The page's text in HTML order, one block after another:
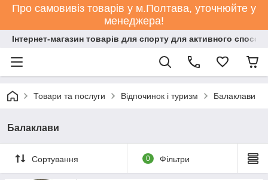
Про самовивіз товарів у м.Полтава, уточнюйте у
менеджера!
Інтернет-магазин товарів для спорту для активного
Товари та послуги Відпочинок і туризм Балаклави
Балаклави
Сортування 0 Фільтри